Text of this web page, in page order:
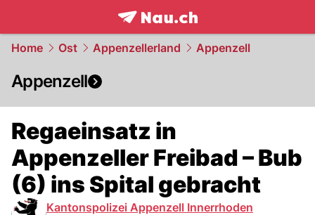
frontpage.NAU.ch
Home Ost Appenzellerland Appenzell
Appenzell
Regaeinsatz in
Appenzeller Freibad – Bub
(6) ins Spital gebracht
Kantonspolizei Appenzell Innerrhoden